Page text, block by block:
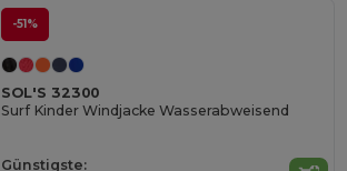
-51%
SOL'S 32300
Surf Kinder Windjacke Wasserabweisend
Günstigste: